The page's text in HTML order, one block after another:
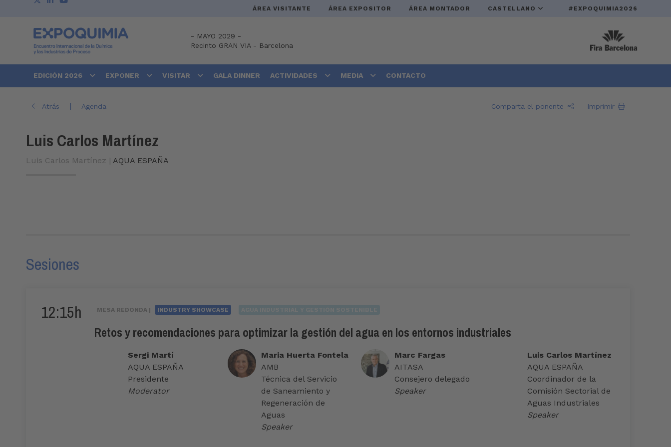
ÁREA VISITANTE ÁREA EXPOSITOR ÁREA MONTADOR CASTELLANO #EXPOQUIMIA2026
- MAYO 2029 -
Recinto GRAN VIA- Barcelona
EDICIÓN 2026 EXPONER VISITAR GALA DINNER ACTIVIDADES MEDIA CONTACTO
Atrás | Agenda Comparta el ponente Imprimir
Luis Carlos Martínez
Luis Carlos Martínez | AQUA ESPAÑA
Sesiones
12:15h MESA REDONDA | INDUSTRY SHOWCASE
Retos y recomendaciones para optimizar la gestión del agua en los entornos industriales
Maria Huerta Fontela
AMB
Técnica del Servicio
de Saneamiento y
Regeneración de
Aguas
Speaker
Sergi Martí
AQUA ESPAÑA
Presidente
Moderator
Marc Fargas
AITASA
Consejero delegado
Speaker
Luis Carlos Martínez
AQUA ESPAÑA
Coordinador de la
Comisión Sectorial de
Aguas Industriales
Speaker